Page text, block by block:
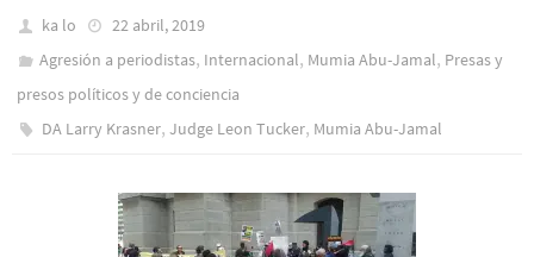
ka lo
22 abril, 2019
Agresión a periodistas, Internacional, Mumia Abu-Jamal, Presas y
presos polí­ticos y de conciencia
DA Larry Krasner,Judge Leon Tucker, Mumia Abu-Jamal